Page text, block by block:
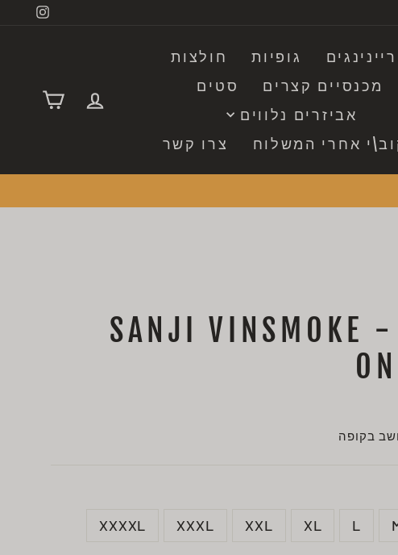
גופיות
חולצות
מכנסיים קצרים
סטים
אביזרים נלווים
אחרי המשלוח
צרו קשר
התחבר
חולצה - SANJI VINSMOKE
בקופה
L
XL
XXL
XXXL
XXXXL